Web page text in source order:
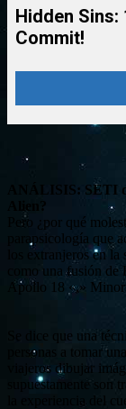
ANÁLISIS: SETI
Alien?
Pero ¿por qué
parapsicología que
los extranjeros en
como una fusión
Apollo 18 «,»
Se dice que una
personas a tomar
viajeros dibujar
supuestamente
la experiencia del